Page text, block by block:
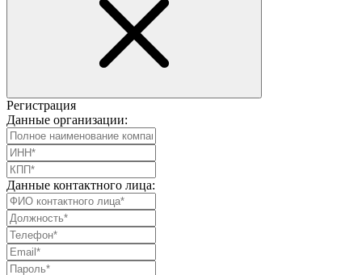
Регистрация
Данные организации:
Данные контактного лица: